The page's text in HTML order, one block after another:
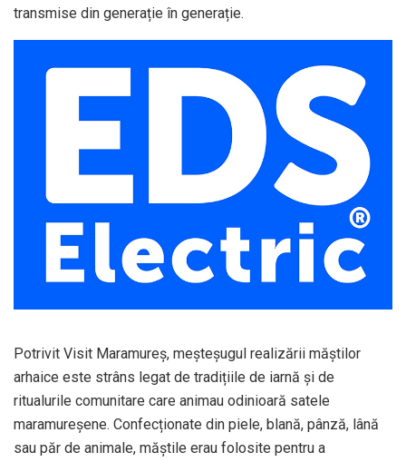
transmise din generație în generație.
Potrivit Visit Maramureș, meșteșugul realizării măștilor
arhaice este strâns legat de tradițiile de iarnă și de
ritualurile comunitare care animau odinioară satele
maramureșene. Confecționate din piele, blană, pânză, lână
sau păr de animale, măștile erau folosite pentru a